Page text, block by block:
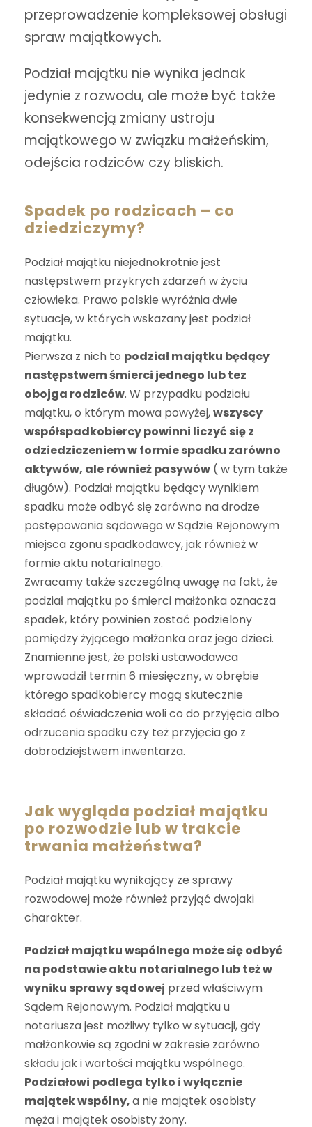
przeprowadzenie kompleksowej obsługi
spraw majątkowych.
Podział majątku nie wynika jednak
jedynie z rozwodu, ale może być także
konsekwencją zmiany ustroju
majątkowego w związku małżeńskim,
odejścia rodziców czy bliskich.
Spadek po rodzicach – co
dziedziczymy?
Podział majątku niejednokrotnie jest
następstwem przykrych zdarzeń w życiu
człowieka. Prawo polskie wyróżnia dwie
sytuacje, w których wskazany jest podział
majątku.
Pierwsza z nich to podział majątku będący
następstwem śmierci jednego lub tez
obojga rodziców. W przypadku podziału
majątku, o którym mowa powyżej,wszyscy
współspadkobiercy powinni liczyć się z
odziedziczeniem w formie spadku zarówno
aktywów, ale również pasywów ( w tym także
długów). Podział majątku będący wynikiem
spadku może odbyć się zarówno na drodze
postępowania sądowego w Sądzie Rejonowym
miejsca zgonu spadkodawcy, jak również w
formie aktu notarialnego.
Zwracamy także szczególną uwagę na fakt, że
podział majątku po śmierci małżonka oznacza
spadek, który powinien zostać podzielony
pomiędzy żyjącego małżonka oraz jego dzieci.
Znamienne jest, że polski ustawodawca
wprowadził termin 6 miesięczny, w obrębie
którego spadkobiercy mogą skutecznie
składać oświadczenia woli co do przyjęcia albo
odrzucenia spadku czy też przyjęcia go z
dobrodziejstwem inwentarza.
Jak wygląda podział majątku
po rozwodzie lub w trakcie
trwania małżeństwa?
Podział majątku wynikający ze sprawy
rozwodowej może również przyjąć dwojaki
charakter.
Podział majątku wspólnego może się odbyć
na podstawie aktu notarialnego lub też w
wyniku sprawy sądowej przed właściwym
Sądem Rejonowym. Podział majątku u
notariusza jest możliwy tylko w sytuacji, gdy
małżonkowie są zgodni w zakresie zarówno
składu jak i wartości majątku wspólnego.
Podziałowi podlega tylko i wyłącznie
majątek wspólny,a nie majątek osobisty
męża i majątek osobisty żony.